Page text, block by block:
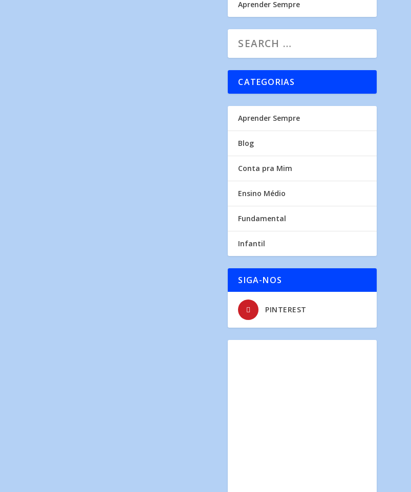
Aprender Sempre
CATEGORIAS
Aprender Sempre
Blog
Conta pra Mim
Ensino Médio
Fundamental
Infantil
SIGA-NOS
PINTEREST